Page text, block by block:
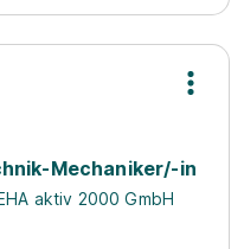
Mechaniker/-in
aktiv 2000 GmbH